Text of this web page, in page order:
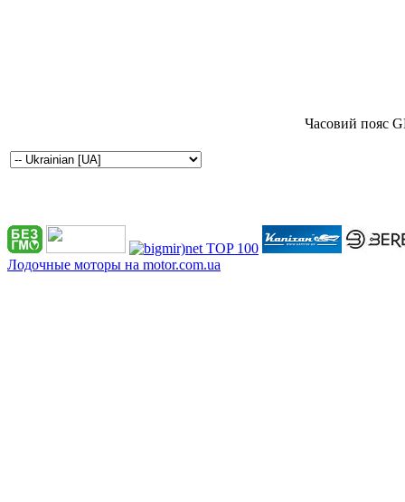
Часовий пояс
Лодочные моторы на motor.com.ua